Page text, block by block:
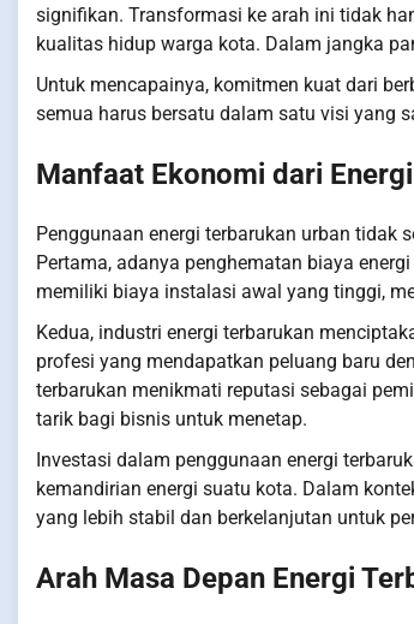
signifikan. Transformasi ke arah ini tidak
kualitas hidup warga kota. Dalam jangka
Untuk mencapainya, komitmen kuat dari
semua harus bersatu dalam satu visi yang
Manfaat Ekonomi dari
Penggunaan energi terbarukan urban tidak
Pertama, adanya penghematan biaya
memiliki biaya instalasi awal yang tinggi,
Kedua, industri energi terbarukan
profesi yang mendapatkan peluang baru
terbarukan menikmati reputasi sebagai
tarik bagi bisnis untuk menetap.
Investasi dalam penggunaan energi
kemandirian energi suatu kota. Dalam
yang lebih stabil dan berkelanjutan untuk
Arah Masa Depan Energi